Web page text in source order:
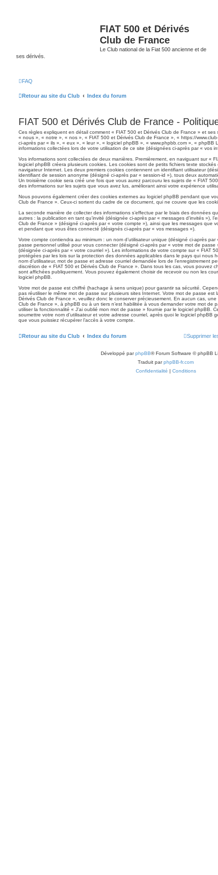
FIAT 500 et Dérivés
Club de France
Le Club national de la Fiat 500 ancienne et de
ses dérivés.
FAQ
Retour au site du Club Index du forum
FIAT 500 et Dérivés Club de France -
Ces règles expliquent en détail comment « FIAT 500 et Dérivés Club de France » et
« nous », « notre », « nos », « FIAT 500 et Dérivés Club de France », « https://
ci-après par « ils », « eux », « leur », « logiciel phpBB », « www.phpbb.com », « phpBB
informations collectées lors de votre utilisation de ce site (désignées ci-après par « vos
Vos informations sont collectées de deux manières. Premièrement, en naviguant sur «
logiciel phpBB créera plusieurs cookies. Les cookies sont de petits fichiers texte
navigateur Internet. Les deux premiers cookies contiennent un identifiant utilisateur
identifiant de session anonyme (désigné ci-après par « session-id »), tous deux
Un troisième cookie sera créé une fois que vous aurez parcouru les sujets de « FIAT
des informations sur les sujets que vous avez lus, améliorant ainsi votre expérience
Nous pouvons également créer des cookies externes au logiciel phpBB pendant que
Club de France ». Ceux-ci sortent du cadre de ce document, qui ne couvre que les
La seconde manière de collecter des informations s’effectue par le biais des données
autres : la publication en tant qu’invité (désignée ci-après par « messages d’invités »),
Club de France » (désigné ci-après par « votre compte »), ainsi que les messages que
et pendant que vous êtes connecté (désignés ci-après par « vos messages »).
Votre compte contiendra au minimum : un nom d’utilisateur unique (désigné ci-après
passe personnel utilisé pour vous connecter (désigné ci-après par « votre mot de passe
(désignée ci-après par « votre courriel »). Les informations de votre compte sur « FIAT
protégées par les lois sur la protection des données applicables dans le pays qui nous
nom d’utilisateur, mot de passe et adresse courriel demandée lors de l’enregistrement
discrétion de « FIAT 500 et Dérivés Club de France ». Dans tous les cas, vous pouvez
sont affichées publiquement. Vous pouvez également choisir de recevoir ou non les
logiciel phpBB.
Votre mot de passe est chiffré (hachage à sens unique) pour garantir sa sécurité.
pas réutiliser le même mot de passe sur plusieurs sites Internet. Votre mot de passe est
Dérivés Club de France », veuillez donc le conserver précieusement. En aucun cas,
Club de France », à phpBB ou à un tiers n’est habilitée à vous demander votre mot de
utiliser la fonctionnalité « J’ai oublié mon mot de passe » fournie par le logiciel phpBB.
soumettre votre nom d’utilisateur et votre adresse courriel, après quoi le logiciel phpBB
que vous puissiez récupérer l’accès à votre compte.
Retour au site du Club Index du forum Supprimer
Développé parphpBB® Forum Software © phpBB
Traduit parphpBB-fr.com
Confidentialité | Conditions